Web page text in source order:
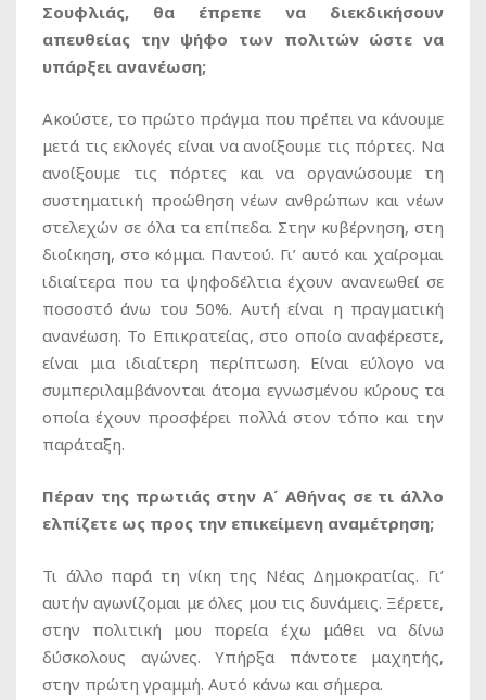
Σουφλιάς, θα έπρεπε να διεκδικήσουν
απευθείας την ψήφο των πολιτών ώστε να
υπάρξει ανανέωση;
Ακούστε, το πρώτο πράγμα που πρέπει να κάνουμε
μετά τις εκλογές είναι να ανοίξουμε τις πόρτες. Να
ανοίξουμε τις πόρτες και να οργανώσουμε τη
συστηματική προώθηση νέων ανθρώπων και νέων
στελεχών σε όλα τα επίπεδα. Στην κυβέρνηση, στη
διοίκηση, στο κόμμα. Παντού. Γι’ αυτό και χαίρομαι
ιδιαίτερα που τα ψηφοδέλτια έχουν ανανεωθεί σε
ποσοστό άνω του 50%. Αυτή είναι η πραγματική
ανανέωση. Το Επικρατείας, στο οποίο αναφέρεστε,
είναι μια ιδιαίτερη περίπτωση. Είναι εύλογο να
συμπεριλαμβάνονται άτομα εγνωσμένου κύρους τα
οποία έχουν προσφέρει πολλά στον τόπο και την
παράταξη.
Πέραν της πρωτιάς στην Α΄ Αθήνας σε τι άλλο
ελπίζετε ως προς την επικείμενη αναμέτρηση;
Τι άλλο παρά τη νίκη της Νέας Δημοκρατίας. Γι’
αυτήν αγωνίζομαι με όλες μου τις δυνάμεις. Ξέρετε,
στην πολιτική μου πορεία έχω μάθει να δίνω
δύσκολους αγώνες. Υπήρξα πάντοτε μαχητής,
στην πρώτη γραμμή. Αυτό κάνω και σήμερα.